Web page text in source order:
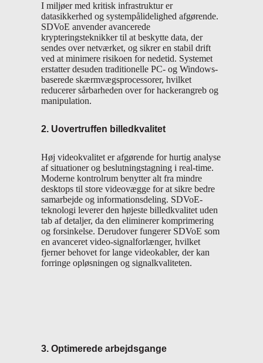
I miljøer med kritisk infrastruktur er
datasikkerhed og systempålidelighed afgørende.
SDVoE anvender avancerede
krypteringsteknikker til at beskytte data, der
sendes over netværket, og sikrer en stabil drift
ved at minimere risikoen for nedetid. Systemet
erstatter desuden traditionelle PC- og Windows-
baserede skærmvægsprocessorer, hvilket
reducerer sårbarheden over for hackerangreb og
manipulation.
2. Uovertruffen billedkvalitet
Høj videokvalitet er afgørende for hurtig analyse
af situationer og beslutningstagning i real-time.
Moderne kontrolrum benytter alt fra mindre
desktops til store videovægge for at sikre bedre
samarbejde og informationsdeling. SDVoE-
teknologi leverer den højeste billedkvalitet uden
tab af detaljer, da den eliminerer komprimering
og forsinkelse. Derudover fungerer SDVoE som
en avanceret video-signalforlænger, hvilket
fjerner behovet for lange videokabler, der kan
forringe opløsningen og signalkvaliteten.
3. Optimerede arbejdsgange